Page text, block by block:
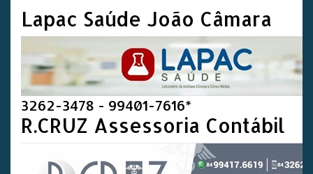
Lapac Saúde João Câmara
3262-3478 - 99401-7616*
R.CRUZ Assessoria Contábil